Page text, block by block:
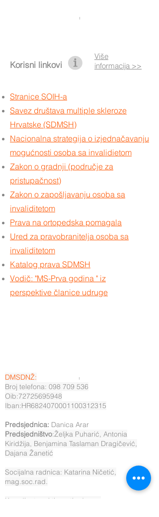
Više
informacija >>
Korisni linkovi
Stranice SOIH-a
Savez društava multiple skleroze
Hrvatske (SDMSH)
Nacionalna strategija o izjednačavanju
mogućnosti osoba sa invalidietom
Zakon o gradnji (područje za
pristupačnost)
Zakon o zapošljavanju osoba sa
invaliditetom
Prava na ortopedska pomagala
Ured za pravobranitelja osoba sa
invaliditetom
Katalog prava SDMSH
Vodič: "MS-Prva godina " iz
perspektive članice udruge
DMSDNŽ:
Broj telefona: 098 709 536
Oib:72725695948
Iban:HR6824070001100312315
Predsjednica: Danica Arar
Predsjedništvo:Željka Puharić, Antonia
Kiridžija, Benjamina Taslaman Dragičević,
Dajana Žanetić
Socijalna radnica: Katarina Ničetić,
mag.soc.rad.
Koordinator aktivnosti udruge: